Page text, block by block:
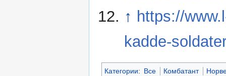
↑ https://
kadde-
Категории: Все Комбатант